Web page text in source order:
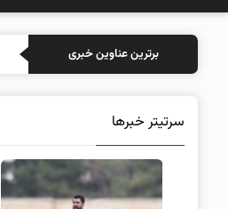
برترین عناوین خبری
سرتیتر خبرها